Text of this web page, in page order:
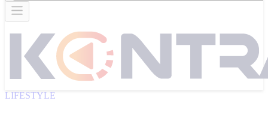
LIFESTYLE